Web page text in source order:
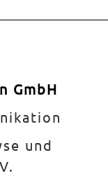
GmbH
und